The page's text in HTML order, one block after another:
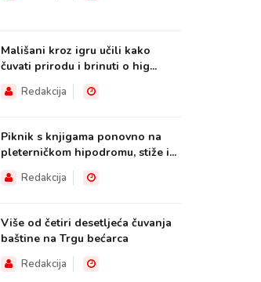
Mališani kroz igru učili kako
čuvati prirodu i brinuti o hig...
Redakcija
Piknik s knjigama ponovno na
pleterničkom hipodromu, stiže i...
Redakcija
Više od četiri desetljeća čuvanja
baštine na Trgu bećarca
Redakcija